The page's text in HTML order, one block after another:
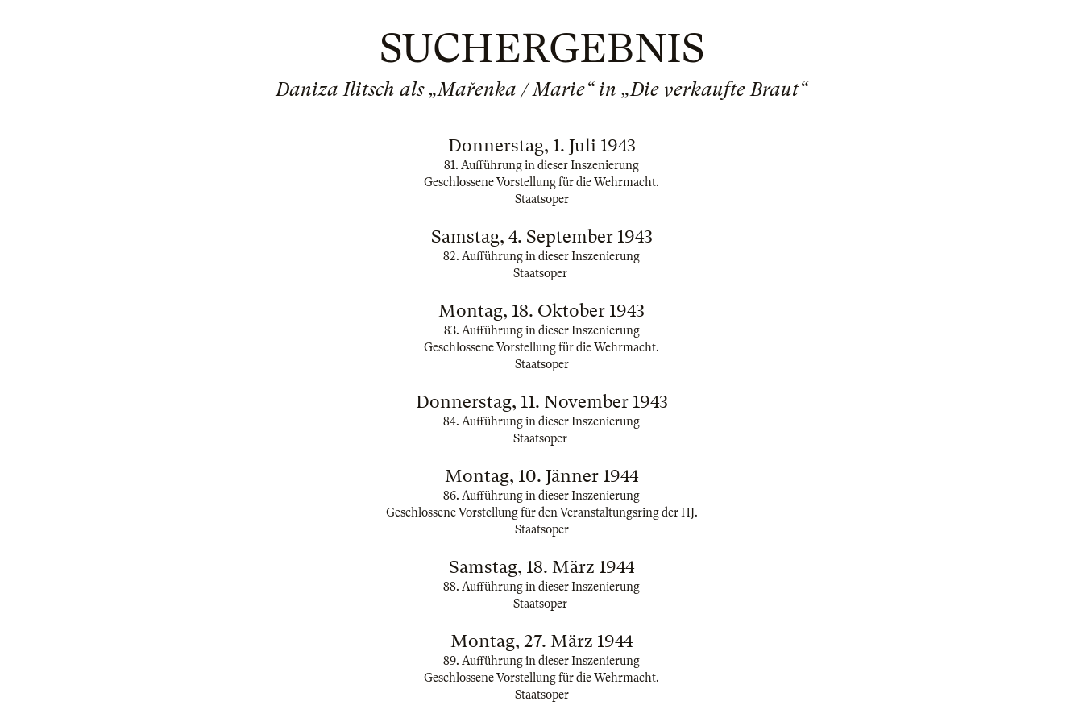
SUCHERGEBNIS
Daniza Ilitsch als „Mařenka / Marie“ in „Die verkaufte Braut“
Donnerstag, 1. Juli 1943
81. Aufführung in dieser Inszenierung
Geschlossene Vorstellung für die Wehrmacht.
Staatsoper
Samstag, 4. September 1943
82. Aufführung in dieser Inszenierung
Staatsoper
Montag, 18. Oktober 1943
83. Aufführung in dieser Inszenierung
Geschlossene Vorstellung für die Wehrmacht.
Staatsoper
Donnerstag, 11. November 1943
84. Aufführung in dieser Inszenierung
Staatsoper
Montag, 10. Jänner 1944
86. Aufführung in dieser Inszenierung
Geschlossene Vorstellung für den Veranstaltungsring der HJ.
Staatsoper
Samstag, 18. März 1944
88. Aufführung in dieser Inszenierung
Staatsoper
Montag, 27. März 1944
89. Aufführung in dieser Inszenierung
Geschlossene Vorstellung für die Wehrmacht.
Staatsoper